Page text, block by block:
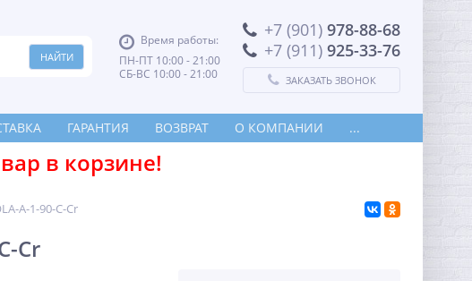
Время работы:
ПН-ПТ 10:00 - 21:00
СБ-ВС 10:00 - 21:00
+7 (901) 978-88-68
+7 (911) 925-33-76
ЗАКАЗАТЬ ЗВОНОК
ГАРАНТИЯ ВОЗВРАТ О КОМПАНИИ ...
в корзине!
A-1-90-C-Cr
Cr